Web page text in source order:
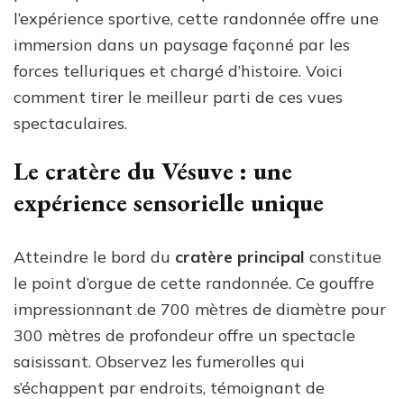
l’expérience sportive, cette randonnée offre une
immersion dans un paysage façonné par les
forces telluriques et chargé d’histoire. Voici
comment tirer le meilleur parti de ces vues
spectaculaires.
Le cratère du Vésuve : une
expérience sensorielle unique
Atteindre le bord du cratère principal constitue
le point d’orgue de cette randonnée. Ce gouffre
impressionnant de 700 mètres de diamètre pour
300 mètres de profondeur offre un spectacle
saisissant. Observez les fumerolles qui
s’échappent par endroits, témoignant de